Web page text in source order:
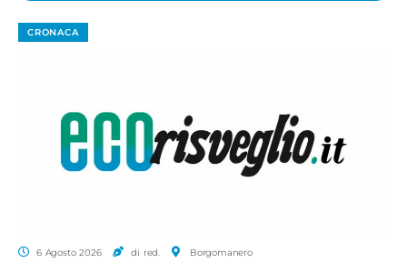
CRONACA
6 Agosto 2026 di red. Borgomanero